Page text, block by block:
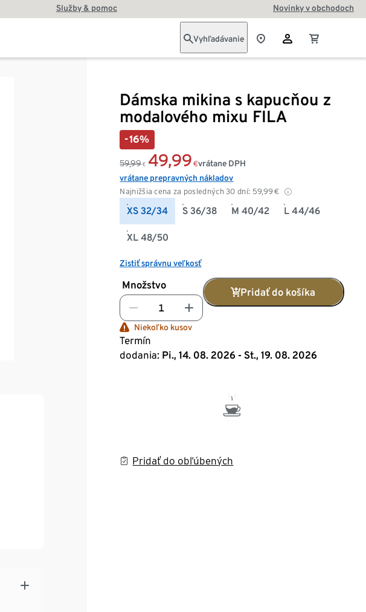
Služby & pomoc Novinky v obchodoch
Vyhľadávanie
Dámska mikina s kapucňou z
modalového mixu FILA
-16%
59,99 € 49,99 €
Najnižšia cena za posledných 30 dní: 59,99€
vrátane DPH
vrátane prepravných nákladov
XS 32/34 S 36/38 M 40/42 L 44/46
XL 48/50
Zistiť správnu veľkosť
Množstvo
Pridať do košíka
Niekoľko kusov
Termín
dodania: Pi., 14. 08. 2026 - St., 19. 08. 2026
Pridať do obľúbených